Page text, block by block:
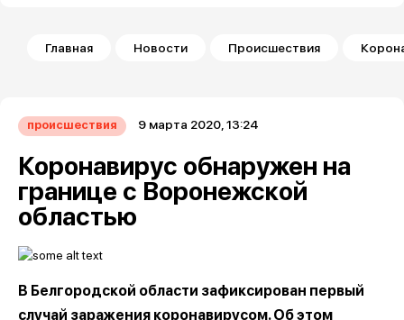
Строка навигации
Главная Новости Происшествия
происшествия 9 марта 2020, 13:24
Коронавирус обнаружен на
границе с Воронежской
областью
В Белгородской области зафиксирован первый
случай заражения коронавирусом. Об этом